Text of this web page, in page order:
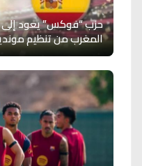
حزب “فوكس” يعود إلى
المغرب من تنظيم مونديال